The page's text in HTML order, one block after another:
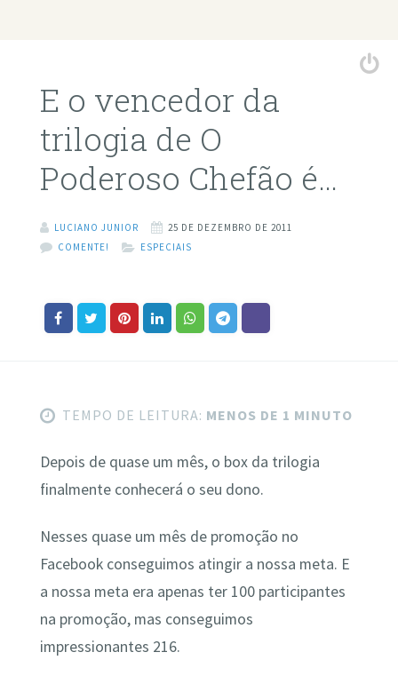
E o vencedor da
trilogia de O
Poderoso Chefão é…
LUCIANO JUNIOR
25 DE DEZEMBRO DE 2011
COMENTE!
ESPECIAIS
TEMPO DE LEITURA: MENOS DE 1 MINUTO
Depois de quase um mês, o box da trilogia
finalmente conhecerá o seu dono.
Nesses quase um mês de promoção no
Facebook conseguimos atingir a nossa meta. E
a nossa meta era apenas ter 100 participantes
na promoção, mas conseguimos
impressionantes 216.